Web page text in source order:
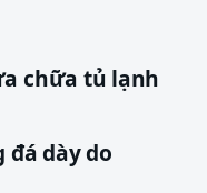
chữa tủ lạnh
đá dày do